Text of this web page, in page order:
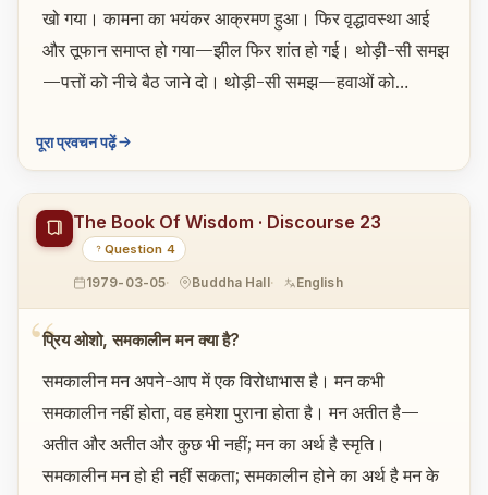
खो गया। कामना का भयंकर आक्रमण हुआ। फिर वृद्धावस्था आई
और तूफान समाप्त हो गया—झील फिर शांत हो गई। थोड़ी-सी समझ
—पत्तों को नीचे बैठ जाने दो। थोड़ी-सी समझ—हवाओं को…
पूरा प्रवचन पढ़ें
The Book Of Wisdom · Discourse 23
Question 4
1979-03-05 Buddha Hall English
प्रिय ओशो, समकालीन मन क्या है?
समकालीन मन अपने-आप में एक विरोधाभास है। मन कभी
समकालीन नहीं होता, वह हमेशा पुराना होता है। मन अतीत है—
अतीत और अतीत और कुछ भी नहीं; मन का अर्थ है स्मृति।
समकालीन मन हो ही नहीं सकता; समकालीन होने का अर्थ है मन के